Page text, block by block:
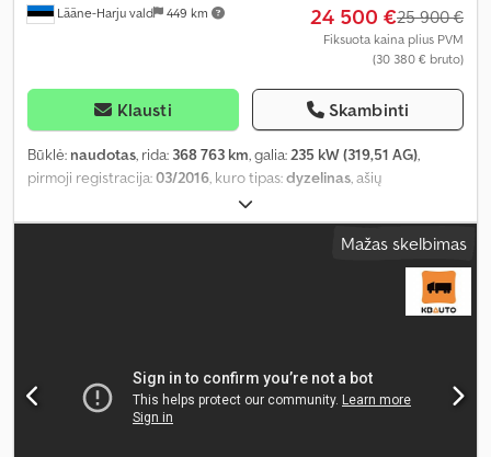
Lääne-Harju vald 449 km 24 500 €25 900 €
Fiksuota kaina plius PVM
(30 380 € bruto)
Klausti Skambinti
Būklė: naudotas, rida: 368 763 km, galia: 235 kW (319,51 AG),
pirmoji registracija:03/2016 , kuro tipas:dyzelinas , ašių
4 750 mm
tipas:automatinis, emisijos klasė:Euro 6, pakaba:plienas-oras,
2 600 mm, Gamybos
borto kompiuteris, centrinis užraktas,
diferencialo užraktas, elektrinis langų reguliavimas, elektriškai
reguliuojamas veidrodis, kruizo kontrolė, oro kondicionavimas,
Mažas skelbimas